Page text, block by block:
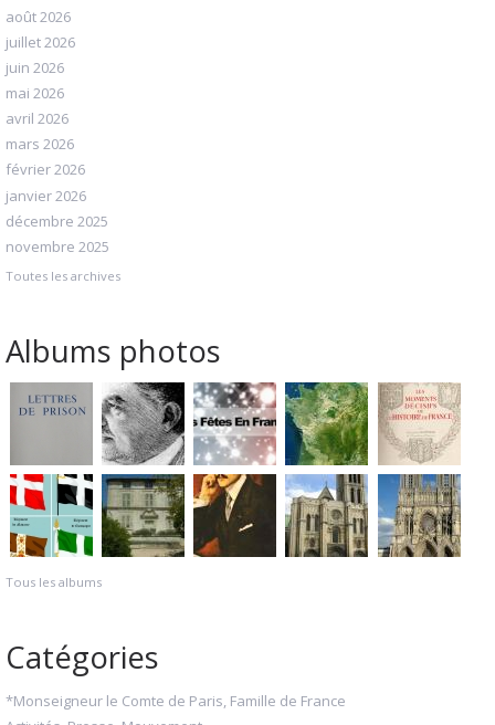
août 2026
juillet 2026
juin 2026
mai 2026
avril 2026
mars 2026
février 2026
janvier 2026
décembre 2025
novembre 2025
Toutes les archives
Albums photos
Tous les albums
Catégories
*Monseigneur le Comte de Paris, Famille de France